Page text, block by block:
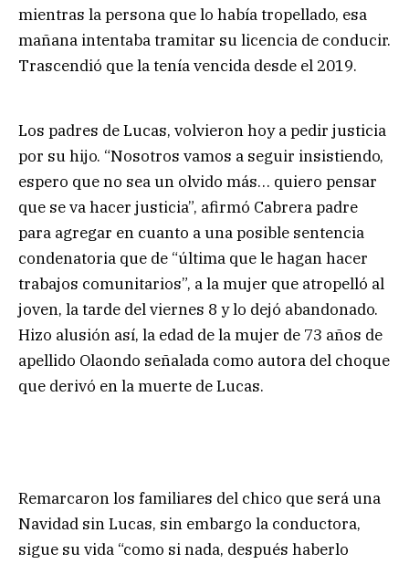
mientras la persona que lo había tropellado, esa
mañana intentaba tramitar su licencia de conducir.
Trascendió que la tenía vencida desde el 2019.
Los padres de Lucas, volvieron hoy a pedir justicia
por su hijo. “Nosotros vamos a seguir insistiendo,
espero que no sea un olvido más… quiero pensar
que se va hacer justicia”, afirmó Cabrera padre
para agregar en cuanto a una posible sentencia
condenatoria que de “última que le hagan hacer
trabajos comunitarios”, a la mujer que atropelló al
joven, la tarde del viernes 8 y lo dejó abandonado.
Hizo alusión así, la edad de la mujer de 73 años de
apellido Olaondo señalada como autora del choque
que derivó en la muerte de Lucas.
Remarcaron los familiares del chico que será una
Navidad sin Lucas, sin embargo la conductora,
sigue su vida “como si nada, después haberlo